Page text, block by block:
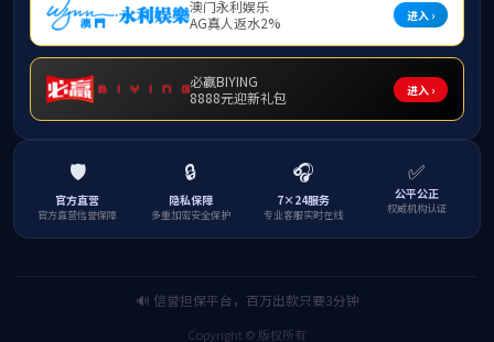
通过本次活
凝聚力，进一步
为普及健
展“携手社区 共
宣传本次义诊有